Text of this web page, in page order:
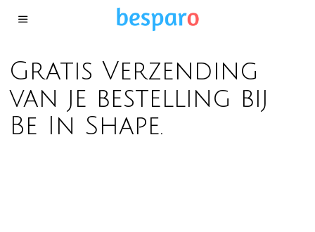
Gratis Verzending
van je bestelling bij
Be In Shape.